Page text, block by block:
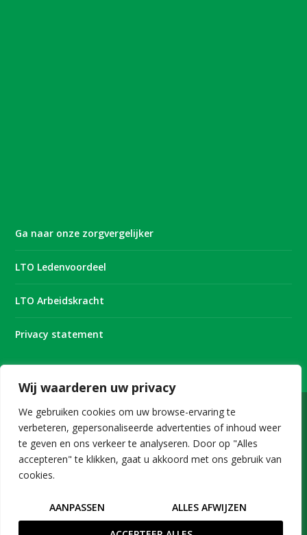
Wij waarderen uw privacy
We gebruiken cookies om uw browse-ervaring te
verbeteren, gepersonaliseerde advertenties of inhoud weer
te geven en ons verkeer te analyseren. Door op "Alles
accepteren" te klikken, gaat u akkoord met ons gebruik van
cookies.
AANPASSEN ALLES AFWIJZEN
Ga naar onze zorgvergelijker
LTO Ledenvoordeel
LTO Arbeidskracht
Privacy statement
Onderdeel van